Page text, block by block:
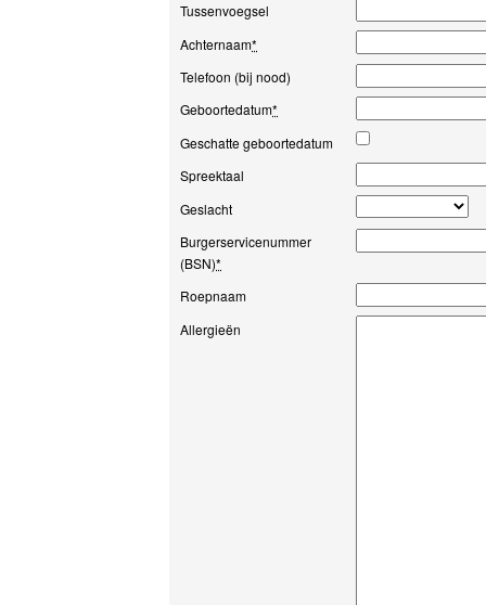
Tussenvoegsel
Achternaam*
Telefoon (bij nood)
Geboortedatum*
Geschatte geboortedatum
Spreektaal
Geslacht
Burgerservicenummer
(BSN)*
Roepnaam
Allergieën